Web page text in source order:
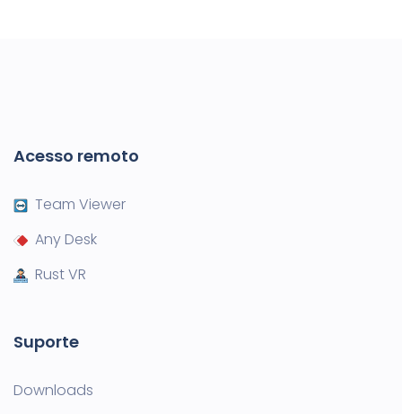
Acesso remoto
Team Viewer
Any Desk
Rust VR
Suporte
Downloads